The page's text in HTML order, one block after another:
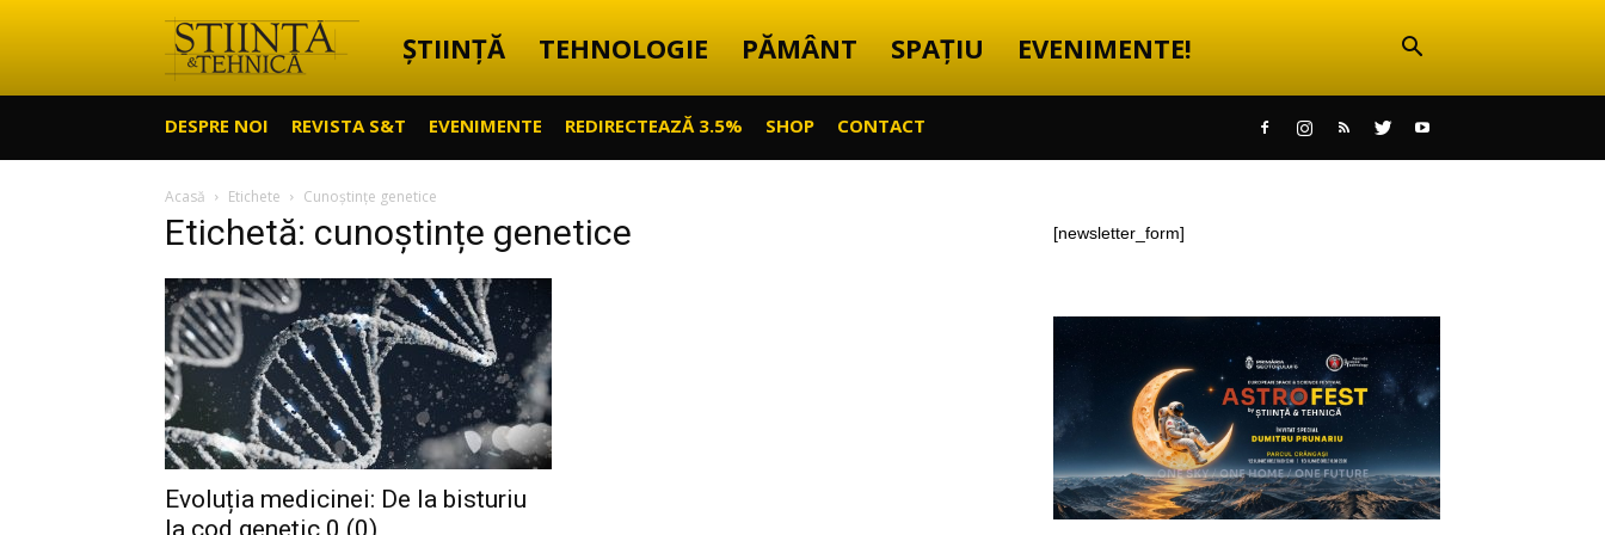
Știință
Tehnică
ȘTIINȚĂ TEHNOLOGIE PĂMÂNT SPAȚIU EVENIMENTE!
DESPRE NOI REVISTA S&T EVENIMENTE REDIRECTEAZĂ 3.5% SHOP CONTACT
Acasă Etichete Cunoștințe genetice
Etichetă: cunoștințe genetice
Evoluția medicinei: De la bisturiu
la cod genetic 0 (0)
[newsletter_form]